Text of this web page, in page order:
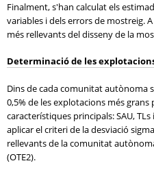
Finalment, s'han calculat els
variables i dels errors de mostreig.
més rellevants del disseny de la
Determinació de les
Dins de cada comunitat autònoma
0,5% de les explotacions més grans
característiques principals: SAU, TLs
aplicar el criteri de la desviació
rellevants de la comunitat
(OTE2).